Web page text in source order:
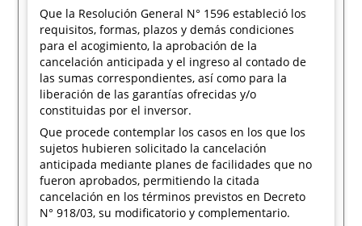
Que la Resolución General N° 1596 estableció los
requisitos, formas, plazos y demás condiciones
para el acogimiento, la aprobación de la
cancelación anticipada y el ingreso al contado de
las sumas correspondientes, así como para la
liberación de las garantías ofrecidas y/o
constituidas por el inversor.
Que procede contemplar los casos en los que los
sujetos hubieren solicitado la cancelación
anticipada mediante planes de facilidades que no
fueron aprobados, permitiendo la citada
cancelación en los términos previstos en Decreto
N° 918/03, su modificatorio y complementario.